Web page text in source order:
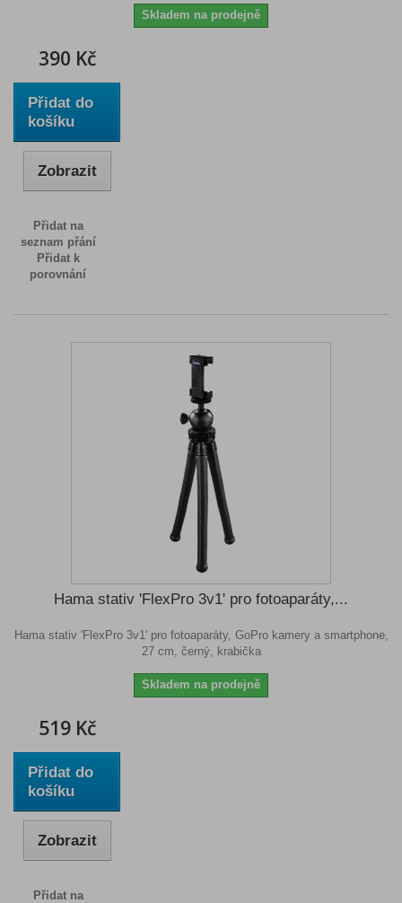
Skladem na prodejně
390 Kč
Přidat do
košíku
Zobrazit
Přidat na
seznam přání
Přidat k
porovnání
Hama stativ 'FlexPro 3v1' pro fotoaparáty,...
Hama stativ 'FlexPro 3v1' pro fotoaparáty, GoPro kamery a smartphone,
27 cm, černý, krabička
Skladem na prodejně
519 Kč
Přidat do
košíku
Zobrazit
Přidat na